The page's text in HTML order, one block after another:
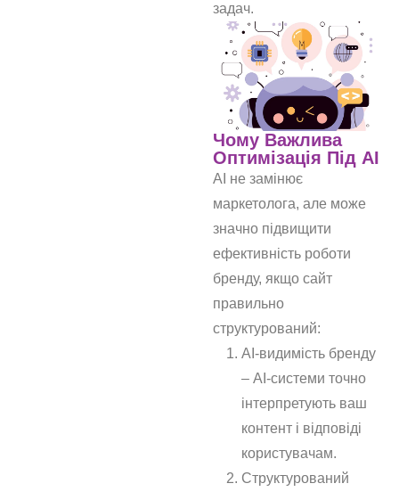
задач.
Чому Важлива
Оптимізація Під AI
AI не замінює
маркетолога, але може
значно підвищити
ефективність роботи
бренду, якщо сайт
правильно
структурований:
AI‑видимість бренду
– AI-системи точно
інтерпретують ваш
контент і відповіді
користувачам.
Структурований